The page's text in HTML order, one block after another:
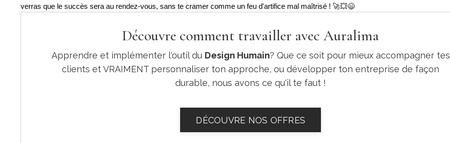
verras que le succès sera au rendez-vous, sans te cramer comme un feu d'artifice mal maîtrisé ! 🚀💥😄
Découvre comment travailler avec Auralima
Apprendre et implémenter l'outil du Design Humain? Que ce soit pour mieux accompagner tes
clients et VRAIMENT personnaliser ton approche, ou développer ton entreprise de façon
durable, nous avons ce qu'il te faut !
DÉCOUVRE NOS OFFRES